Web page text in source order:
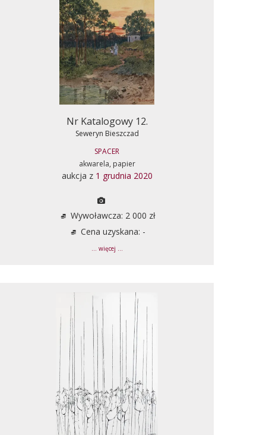
Nr Katalogowy 12.
Seweryn Bieszczad
SPACER
akwarela, papier
aukcja z 1 grudnia 2020
Wywoławcza: 2 000 zł
Cena uzyskana: -
... więcej ...